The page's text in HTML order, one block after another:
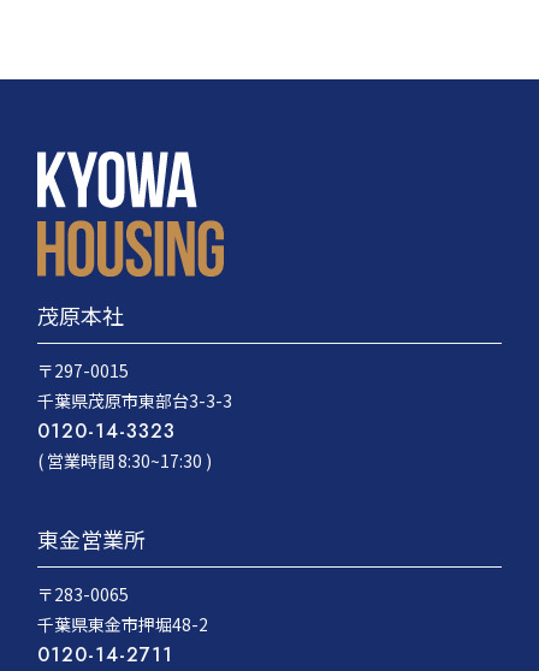
茂原本社
〒297-0015
千葉県茂原市東部台3-3-3
0120-14-3323
( 営業時間 8:30~17:30 )
東金営業所
〒283-0065
千葉県東金市押堀48-2
0120-14-2711